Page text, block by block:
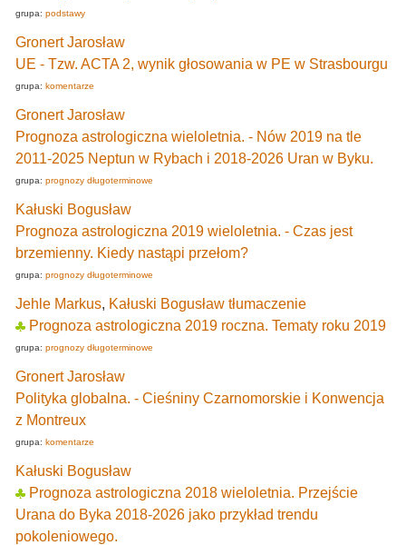
grupa: podstawy
Gronert Jarosław
UE - Tzw. ACTA 2, wynik głosowania w PE w Strasbourgu
grupa: komentarze
Gronert Jarosław
Prognoza astrologiczna wieloletnia. - Nów 2019 na tle
2011-2025 Neptun w Rybach i 2018-2026 Uran w Byku.
grupa: prognozy długoterminowe
Kałuski Bogusław
Prognoza astrologiczna 2019 wieloletnia. - Czas jest
brzemienny. Kiedy nastąpi przełom?
grupa: prognozy długoterminowe
Jehle Markus, Kałuski Bogusław tłumaczenie
Prognoza astrologiczna 2019 roczna. Tematy roku 2019
grupa: prognozy długoterminowe
Gronert Jarosław
Polityka globalna. - Cieśniny Czarnomorskie i Konwencja
z Montreux
grupa: komentarze
Kałuski Bogusław
Prognoza astrologiczna 2018 wieloletnia. Przejście
Urana do Byka 2018-2026 jako przykład trendu
pokoleniowego.